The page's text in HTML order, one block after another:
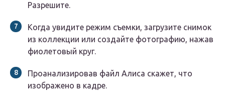
Разрешите.
Когда увидите режим съемки, загрузите снимок
из коллекции или создайте фотографию, нажав
фиолетовый круг.
Проанализировав файл Алиса скажет, что
изображено в кадре.